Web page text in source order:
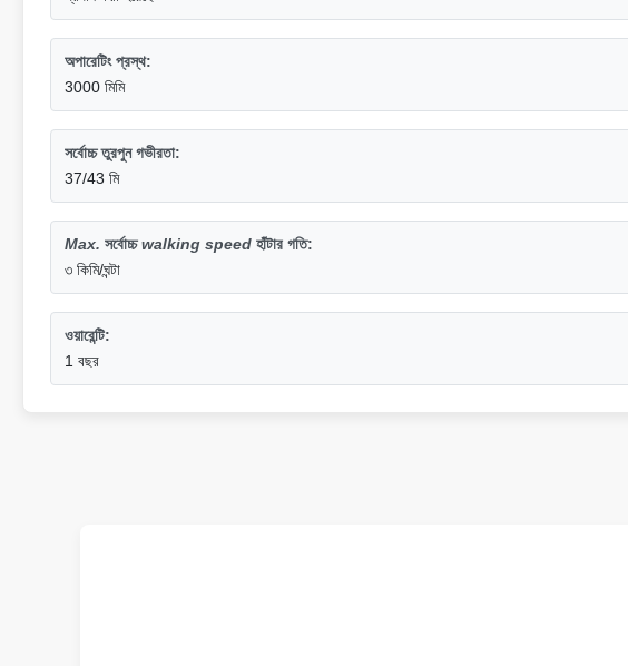
অপারেটিং প্রস্থ:
3000 মিমি
সর্বোচ্চ তুরপুন গভীরতা:
37/43 মি
Max. সর্বোচ্চ walking speed হাঁটার গতি:
৩ কিমি/ঘন্টা
ওয়ারেন্টি:
1 বছর